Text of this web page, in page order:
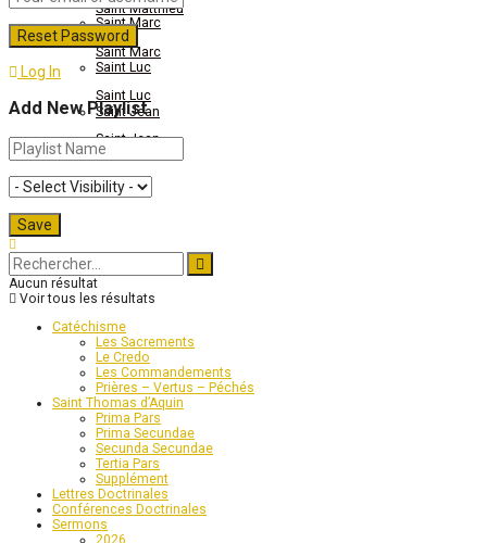
Saint Marc
Saint Luc
Saint Jean
Actes du Magistère
Saint Matthieu
Saint Marc
Saint Luc
Saint Jean
Actes du Magistère
Log In
Add New Playlist
Aucun résultat
Voir tous les résultats
Catéchisme
Les Sacrements
Le Credo
Les Commandements
Prières – Vertus – Péchés
Saint Thomas d’Aquin
Prima Pars
Prima Secundae
Secunda Secundae
Tertia Pars
Supplément
Lettres Doctrinales
Conférences Doctrinales
Sermons
2026